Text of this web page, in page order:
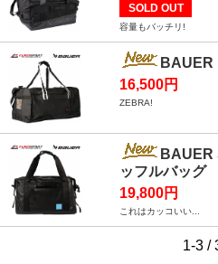
SOLD OUT
容量もバッチリ!
BAUER
16,500円
ZEBRA!
BAUER
ッフルバッグ
19,800円
これはカッコいい...
1-3 /